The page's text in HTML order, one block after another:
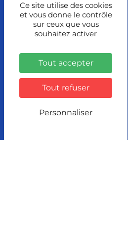
Contact
Localisation
2 Rue de la Font
70204 LURE Cedex
Ce site utilise des cookies
et vous donne le contrôle
sur ceux que vous
souhaitez activer
Tout accepter
Tout refuser
Personnaliser